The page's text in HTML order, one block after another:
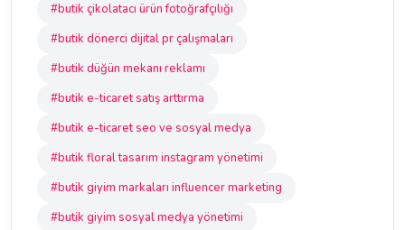
#butik çikolatacı ürün fotoğrafçılığı
#butik dönerci dijital pr çalışmaları
#butik düğün mekanı reklamı
#butik e-ticaret satış arttırma
#butik e-ticaret seo ve sosyal medya
#butik floral tasarım instagram yönetimi
#butik giyim markaları influencer marketing
#butik giyim sosyal medya yönetimi